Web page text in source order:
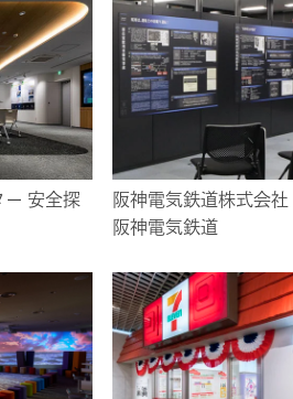
ー 安全探
阪神電気鉄道株式会
阪神電気鉄道